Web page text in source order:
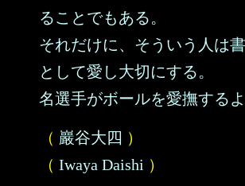
ることでもある。
それだけに、そういう人は
として愛し大切にする。
名選手がボールを愛撫するよ
（ 巖谷大四 ）
（ Iwaya Daishi ）